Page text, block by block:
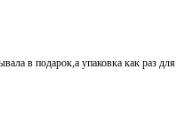
в подарок,а упаковка как раз